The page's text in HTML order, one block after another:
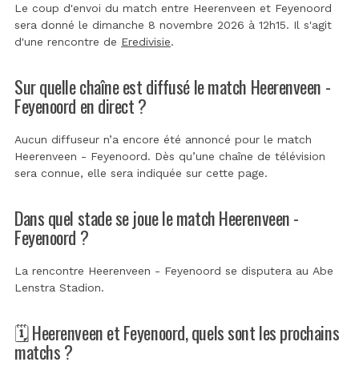
Le coup d'envoi du match entre Heerenveen et Feyenoord
sera donné le dimanche 8 novembre 2026 à 12h15. Il s'agit
d'une rencontre de Eredivisie.
Sur quelle chaîne est diffusé le match Heerenveen -
Feyenoord en direct ?
Aucun diffuseur n’a encore été annoncé pour le match
Heerenveen - Feyenoord. Dès qu’une chaîne de télévision
sera connue, elle sera indiquée sur cette page.
Dans quel stade se joue le match Heerenveen -
Feyenoord ?
La rencontre Heerenveen - Feyenoord se disputera au Abe
Lenstra Stadion.
🗓️ Heerenveen et Feyenoord, quels sont les prochains
matchs ?